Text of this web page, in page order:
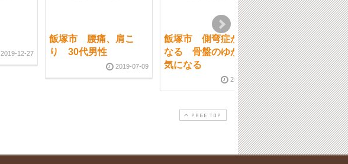
2019-12-27
飯塚市 腰痛、肩こ
り 30代男性
2019-07-09
飯塚市 側弯症が気に
なる 骨盤のゆがみが
気になる
2019-11-15
飯塚 骨盤矯正
肩こり、腰痛
2018-06-09
PAGE TOP